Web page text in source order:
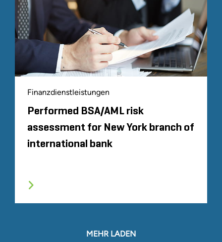
Finanzdienstleistungen
Performed BSA/AML risk
assessment for New York branch of
international bank
MEHR LADEN